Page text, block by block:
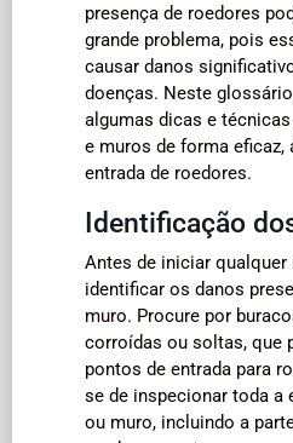
presença de roedores
grande problema, pois
causar danos
doenças. Neste
algumas dicas e
e muros de forma eficaz,
entrada de roedores.
Identificação
Antes de iniciar
identificar os danos
muro. Procure por
corroídas ou soltas, que
pontos de entrada para
se de inspecionar toda a
ou muro, incluindo a